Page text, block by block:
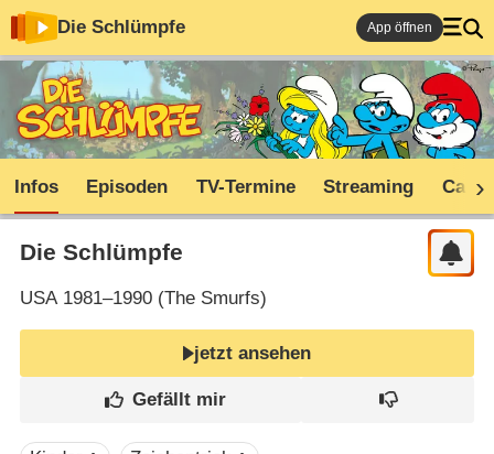
Die Schlümpfe App öffnen
Infos Episoden TV-Termine Streaming Cast
Die Schlümpfe
USA1981–1990 (The Smurfs)
jetzt ansehen